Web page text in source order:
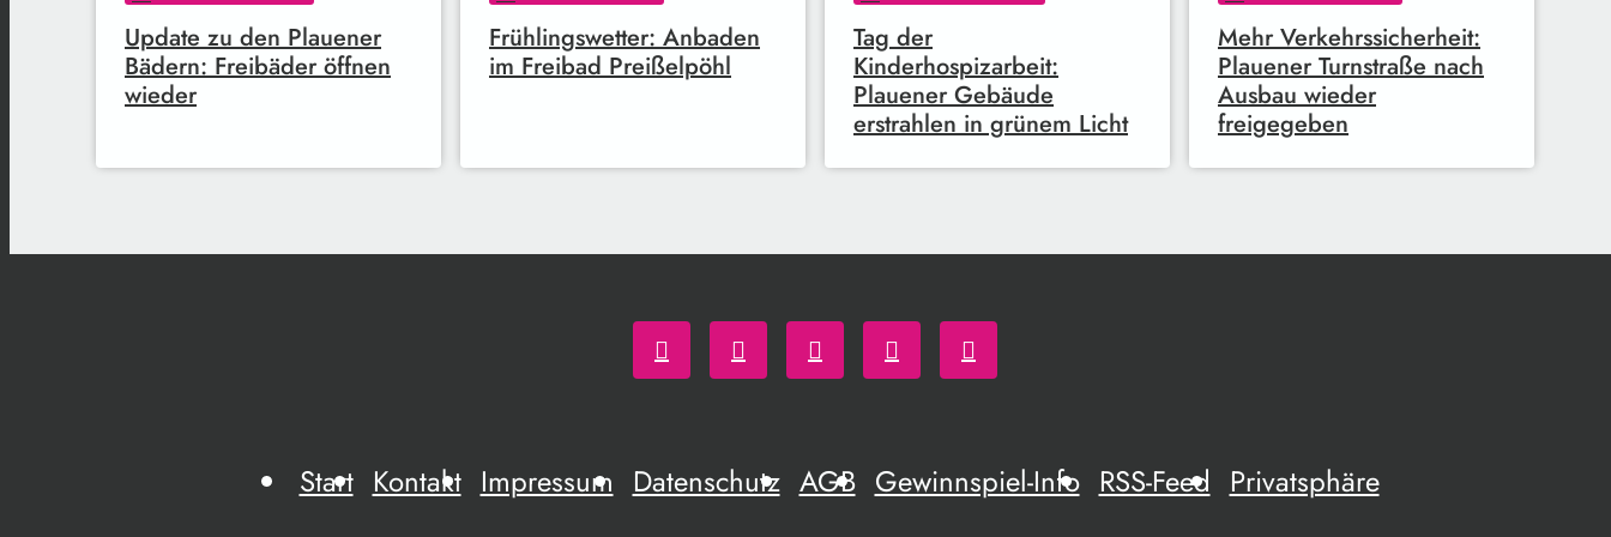
Update zu den Plauener
Bädern: Freibäder öffnen
wieder
Frühlingswetter: Anbaden
im Freibad Preißelpöhl
Tag der
Kinderhospizarbeit:
Plauener Gebäude
erstrahlen in grünem Licht
Mehr Verkehrssicherheit:
Plauener Turnstraße nach
Ausbau wieder
freigegeben
Start Kontakt Impressum Datenschutz AGB Gewinnspiel-Info RSS-Feed Privatsphäre